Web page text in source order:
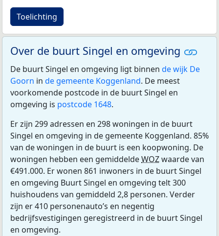
Toelichting
Over de buurt Singel en omgeving
De buurt Singel en omgeving ligt binnen de wijk De
Goorn in de gemeente Koggenland. De meest
voorkomende postcode in de buurt Singel en
omgeving is postcode 1648.
Er zijn 299 adressen en 298 woningen in de buurt
Singel en omgeving in de gemeente Koggenland. 85%
van de woningen in de buurt is een koopwoning. De
woningen hebben een gemiddeldeWOZwaarde van
€491.000. Er wonen 861 inwoners in de buurt Singel
en omgeving Buurt Singel en omgeving telt 300
huishoudens van gemiddeld 2,8 personen. Verder
zijn er 410 personenauto’s en negentig
bedrijfsvestigingen geregistreerd in de buurt Singel
en omgeving.